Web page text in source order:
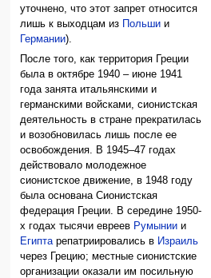
уточнено, что этот запрет относится
лишь к выходцам из Польши и
Германии).
После того, как территория Греции
была в октябре 1940 – июне 1941
года занята итальянскими и
германскими войсками, сионистская
деятельность в стране прекратилась
и возобновилась лишь после ее
освобождения. В 1945–47 годах
действовало молодежное
сионистское движение, в 1948 году
была основана Сионистская
федерация Греции. В середине 1950-
х годах тысячи евреев Румынии и
Египтарепатриировались в Израиль
через Грецию; местные сионистские
организации оказали им посильную